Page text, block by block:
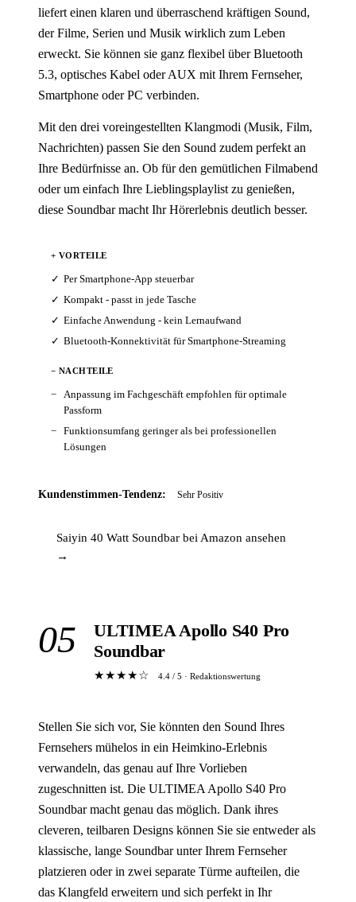
liefert einen klaren und überraschend kräftigen Sound,
der Filme, Serien und Musik wirklich zum Leben
erweckt. Sie können sie ganz flexibel über Bluetooth
5.3, optisches Kabel oder AUX mit Ihrem Fernseher,
Smartphone oder PC verbinden.
Mit den drei voreingestellten Klangmodi (Musik, Film,
Nachrichten) passen Sie den Sound zudem perfekt an
Ihre Bedürfnisse an. Ob für den gemütlichen Filmabend
oder um einfach Ihre Lieblingsplaylist zu genießen,
diese Soundbar macht Ihr Hörerlebnis deutlich besser.
+ VORTEILE
Per Smartphone-App steuerbar
Kompakt - passt in jede Tasche
Einfache Anwendung - kein Lernaufwand
Bluetooth-Konnektivität für Smartphone-Streaming
− NACHTEILE
Anpassung im Fachgeschäft empfohlen für optimale
Passform
Funktionsumfang geringer als bei professionellen
Lösungen
Kundenstimmen-Tendenz: Sehr Positiv
Saiyin 40 Watt Soundbar bei Amazon ansehen
→
05
ULTIMEA Apollo S40 Pro
Soundbar
★★★★☆ 4.4 / 5 · Redaktionswertung
Stellen Sie sich vor, Sie könnten den Sound Ihres
Fernsehers mühelos in ein Heimkino-Erlebnis
verwandeln, das genau auf Ihre Vorlieben
zugeschnitten ist. Die ULTIMEA Apollo S40 Pro
Soundbar macht genau das möglich. Dank ihres
cleveren, teilbaren Designs können Sie sie entweder als
klassische, lange Soundbar unter Ihrem Fernseher
platzieren oder in zwei separate Türme aufteilen, die
das Klangfeld erweitern und sich perfekt in Ihr